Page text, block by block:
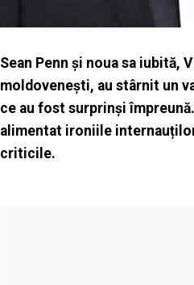
Sean Penn și noua sa iubită,
moldovenești, au stârnit un
ce au fost surprinși
alimentat ironiile
criticile.